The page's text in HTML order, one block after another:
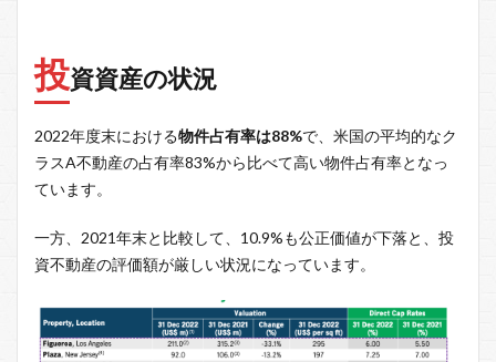
投資資産の状況
2022年度末における物件占有率は88%で、米国の平均的なク
ラスA不動産の占有率83%から比べて高い物件占有率となっ
ています。
一方、2021年末と比較して、10.9%も公正価値が下落と、投
資不動産の評価額が厳しい状況になっています。